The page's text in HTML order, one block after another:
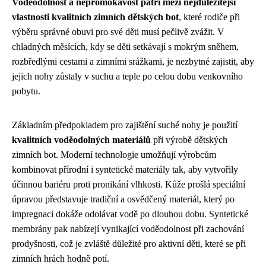
vlastnosti kvalitních zimních dětských bot, které rodiče při
výběru správné obuvi pro své děti musí pečlivě zvážit. V
chladných měsících, kdy se děti setkávají s mokrým sněhem,
rozbředlými cestami a zimními srážkami, je nezbytné zajistit, aby
jejich nohy zůstaly v suchu a teple po celou dobu venkovního
pobytu.
Základním předpokladem pro zajištění suché nohy je použití
kvalitních voděodolných materiálů při výrobě dětských
zimních bot. Moderní technologie umožňují výrobcům
kombinovat přírodní i syntetické materiály tak, aby vytvořily
účinnou bariéru proti pronikání vlhkosti. Kůže prošlá speciální
úpravou představuje tradiční a osvědčený materiál, který po
impregnaci dokáže odolávat vodě po dlouhou dobu. Syntetické
membrány pak nabízejí vynikající voděodolnost při zachování
prodyšnosti, což je zvláště důležité pro aktivní děti, které se při
zimních hrách hodně potí.